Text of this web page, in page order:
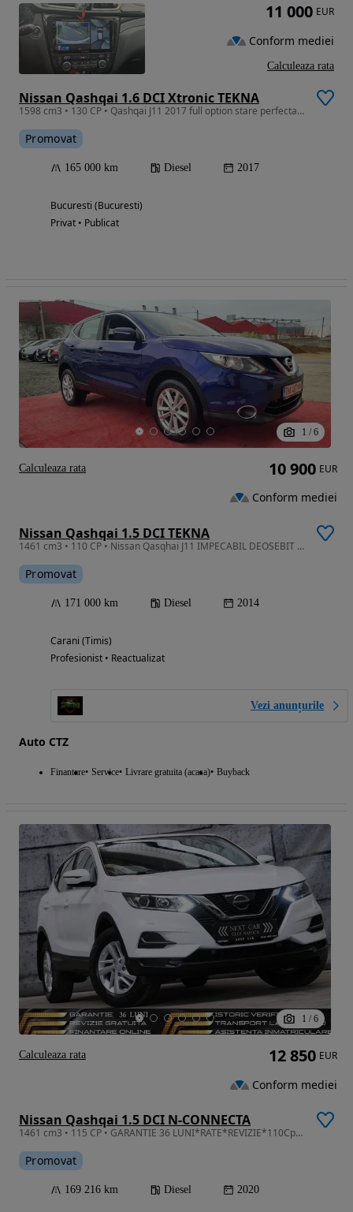
Nissan Qashqai 1.6 DCI Xtronic TEKNA
1598 cm3 • 130 CP • Qashqai J11 2017 full option stare perfecta, se accepta orice test.
Promovat
165 000 km Diesel 2017
Bucuresti (Bucuresti)
Privat • Publicat
11 000 EUR
Conform mediei
Calculeaza rata
1 / 6
Nissan Qashqai 1.5 DCI TEKNA
1461 cm3 • 110 CP • Nissan Qasqhai J11 IMPECABIL DEOSEBIT Navi/Gps GARANȚIE/RevizieGR/Rate
Promovat
171 000 km Diesel 2014
Carani (Timis)
Profesionist • Reactualizat
Vezi anunțurile
Auto CTZ
Finantare Service Livrare gratuita (acasa) Buyback
10 900 EUR
Conform mediei
Calculeaza rata
1 / 6
Nissan Qashqai 1.5 DCI N-CONNECTA
1461 cm3 • 115 CP • GARANTIE 36 LUNI*RATE*REVIZIE*110Cp*Navi mare*Led*Incalzire*Distronic
Promovat
169 216 km Diesel 2020
12 850 EUR
Conform mediei
Calculeaza rata